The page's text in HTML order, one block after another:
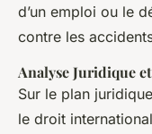
d’un emploi ou le
contre les
Analyse Juridique
Sur le plan
le droit